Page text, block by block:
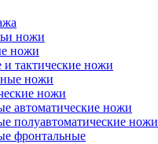
ножи
ножи
тактические ножи
ножи
ножи
автоматические ножи
полуавтоматические ножи
фронтальные